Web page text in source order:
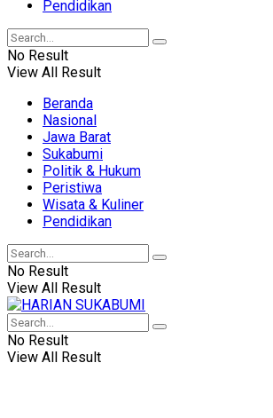
Pendidikan
No Result
View All Result
Beranda
Nasional
Jawa Barat
Sukabumi
Politik & Hukum
Peristiwa
Wisata & Kuliner
Pendidikan
No Result
View All Result
No Result
View All Result